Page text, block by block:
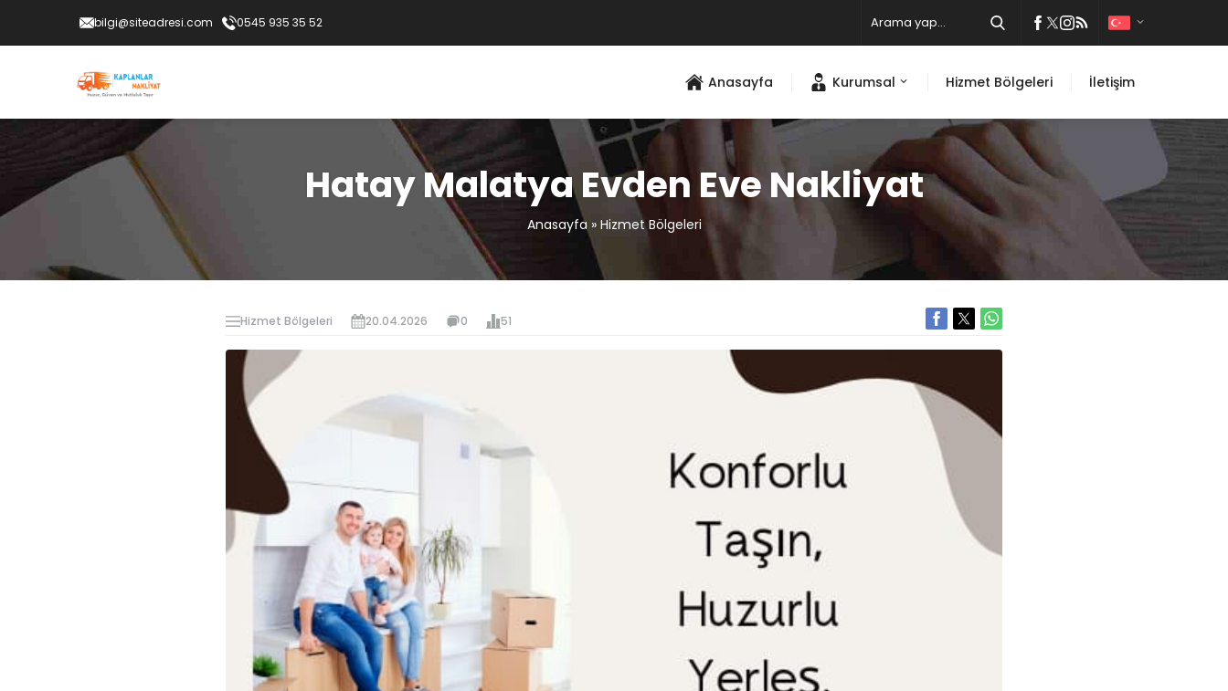
bilgi@siteadresi.com 0545 935 35 52
Anasayfa Kurumsal Hizmet Bölgeleri İletişim
Hatay Malatya Evden Eve Nakliyat
Anasayfa» Hizmet Bölgeleri
Hizmet Bölgeleri 20.04.2026 0 51